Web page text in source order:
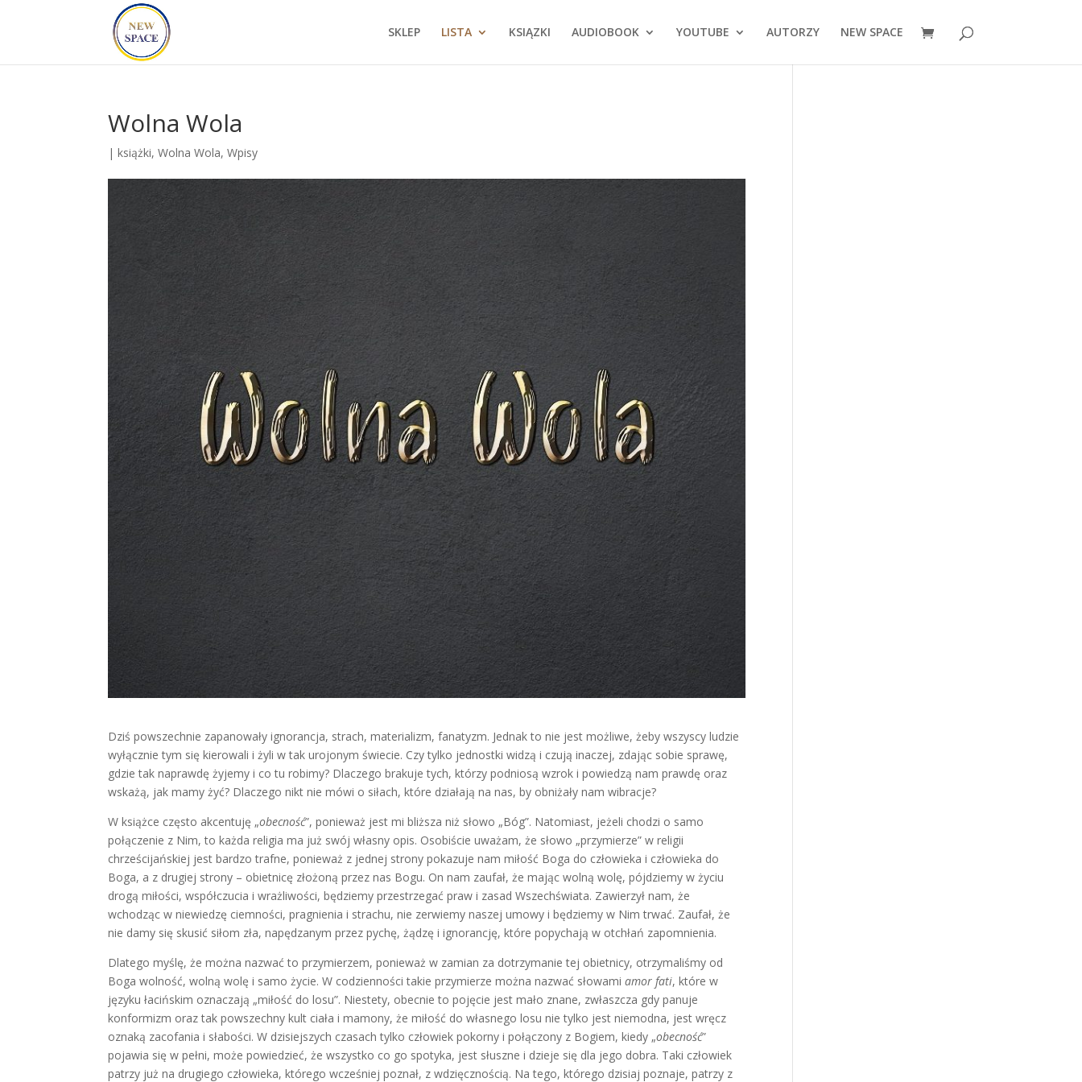
SKLEP LISTA KSIĄZKI AUDIOBOOK YOUTUBE AUTORZY NEW SPACE
Wolna Wola
|książki,Wolna Wola,Wpisy
Dziś powszechnie zapanowały ignorancja, strach, materializm, fanatyzm. Jednak to nie jest możliwe, żeby wszyscy ludzie
wyłącznie tym się kierowali i żyli w tak urojonym świecie. Czy tylko jednostki widzą i czują inaczej, zdając sobie sprawę,
gdzie tak naprawdę żyjemy i co tu robimy? Dlaczego brakuje tych, którzy podniosą wzrok i powiedzą nam prawdę oraz
wskażą, jak mamy żyć? Dlaczego nikt nie mówi o siłach, które działają na nas, by obniżały nam wibracje?
W książce często akcentuję „obecność”, ponieważ jest mi bliższa niż słowo „Bóg”. Natomiast, jeżeli chodzi o samo
połączenie z Nim, to każda religia ma już swój własny opis. Osobiście uważam, że słowo „przymierze” w religii
chrześcijańskiej jest bardzo trafne, ponieważ z jednej strony pokazuje nam miłość Boga do człowieka i człowieka do
Boga, a z drugiej strony – obietnicę złożoną przez nas Bogu. On nam zaufał, że mając wolną wolę, pójdziemy w życiu
drogą miłości, współczucia i wrażliwości, będziemy przestrzegać praw i zasad Wszechświata. Zawierzył nam, że
wchodząc w niewiedzę ciemności, pragnienia i strachu, nie zerwiemy naszej umowy i będziemy w Nim trwać. Zaufał, że
nie damy się skusić siłom zła, napędzanym przez pychę, żądzę i ignorancję, które popychają w otchłań zapomnienia.
Dlatego myślę, że można nazwać to przymierzem, ponieważ w zamian za dotrzymanie tej obietnicy, otrzymaliśmy od
Boga wolność, wolną wolę i samo życie. W codzienności takie przymierze można nazwać słowamiamor fati, które w
języku łacińskim oznaczają „miłość do losu”. Niestety, obecnie to pojęcie jest mało znane, zwłaszcza gdy panuje
konformizm oraz tak powszechny kult ciała i mamony, że miłość do własnego losu nie tylko jest niemodna, jest wręcz
oznaką zacofania i słabości. W dzisiejszych czasach tylko człowiek pokorny i połączony z Bogiem, kiedy „obecność”
pojawia się w pełni, może powiedzieć, że wszystko co go spotyka, jest słuszne i dzieje się dla jego dobra. Taki człowiek
patrzy już na drugiego człowieka, którego wcześniej poznał, z wdzięcznością. Na tego, którego dzisiaj poznaje, patrzy z